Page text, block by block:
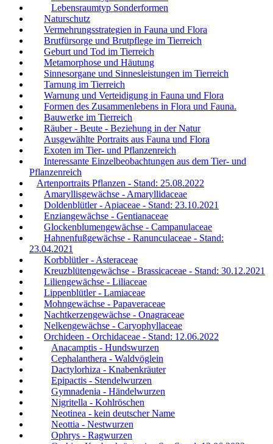
Lebensraumtyp Sonderformen
Naturschutz
Vermehrungsstrategien in Fauna und Flora
Brutfürsorge und Brutpflege im Tierreich
Geburt und Tod im Tierreich
Metamorphose und Häutung
Sinnesorgane und Sinnesleistungen im Tierreich
Tarnung im Tierreich
Warnung und Verteidigung in Fauna und Flora
Formen des Zusammenlebens in Flora und Fauna.
Bauwerke im Tierreich
Räuber - Beute - Beziehung in der Natur
Ausgewählte Portraits aus Fauna und Flora
Exoten im Tier- und Pflanzenreich
Interessante Einzelbeobachtungen aus dem Tier- und
Pflanzenreich
Artenportraits Pflanzen - Stand: 25.08.2022
Amaryllisgewächse - Amaryllidaceae
Doldenblütler - Apiaceae - Stand: 23.10.2021
Enziangewächse - Gentianaceae
Glockenblumengewächse - Campanulaceae
Hahnenfußgewächse - Ranunculaceae - Stand:
23.04.2021
Korbblütler - Asteraceae
Kreuzblütengewächse - Brassicaceae - Stand: 30.12.2021
Liliengewächse - Liliaceae
Lippenblütler - Lamiaceae
Mohngewächse - Papaveraceae
Nachtkerzengewächse - Onagraceae
Nelkengewächse - Caryophyllaceae
Orchideen - Orchidaceae - Stand: 12.06.2022
Anacamptis - Hundswurzen
Cephalanthera - Waldvöglein
Dactylorhiza - Knabenkräuter
Epipactis - Stendelwurzen
Gymnadenia - Händelwurzen
Nigritella - Kohlröschen
Neotinea - kein deutscher Name
Neottia - Nestwurzen
Ophrys - Ragwurzen